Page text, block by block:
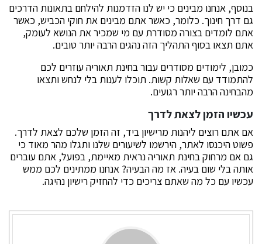
בנוסף, אנחנו מבינים כי יש לנו הזדמנות להילחם בתאונות הדרכים
גם דרך חינוך. כלומר, כאשר אתם מבינים את חוקי הכביש, כאשר
אתם לומדים בצורה מסודרת עם מי שמכיר את הנושא לעומק,
אתם תצאו בסוף התהליך הזה נהגים הרבה יותר טובים.
כמובן, לימודים מסודרים עבור בחינת תאוריה עוזרים לכם
להתמודד עם שאלות קשות. תוכלו לענות בלי לנחש ותצאו
מהבחינה הרבה יותר רגועים.
עכשיו הזמן לצאת לדרך
אם אתם רוצים ליהנות מרישיון ביד, זה הזמן שלכם לצאת לדרך.
פשוט היכנסו לאתר, הירשמו לשיעורים שלנו ותגלו מהר מאוד כי
גם אם מרחוק בחינת תאוריה נראית מאיימת, בפועל, אתם עוברים
אותה בלי שום בעיה. אז מה הבעיה? אנחנו ממתינים לכם ממש
עכשיו עם כל מה שאתם צריכים כדי להחזיק רישיון נהיגה.